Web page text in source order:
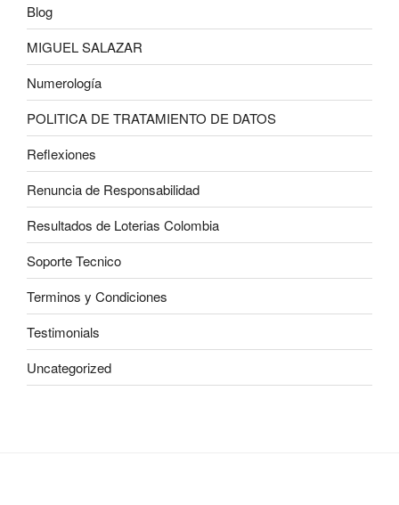
Blog
MIGUEL SALAZAR
Numerología
POLITICA DE TRATAMIENTO DE DATOS
Reflexiones
Renuncia de Responsabilidad
Resultados de Loterias Colombia
Soporte Tecnico
Terminos y Condiciones
Testimonials
Uncategorized